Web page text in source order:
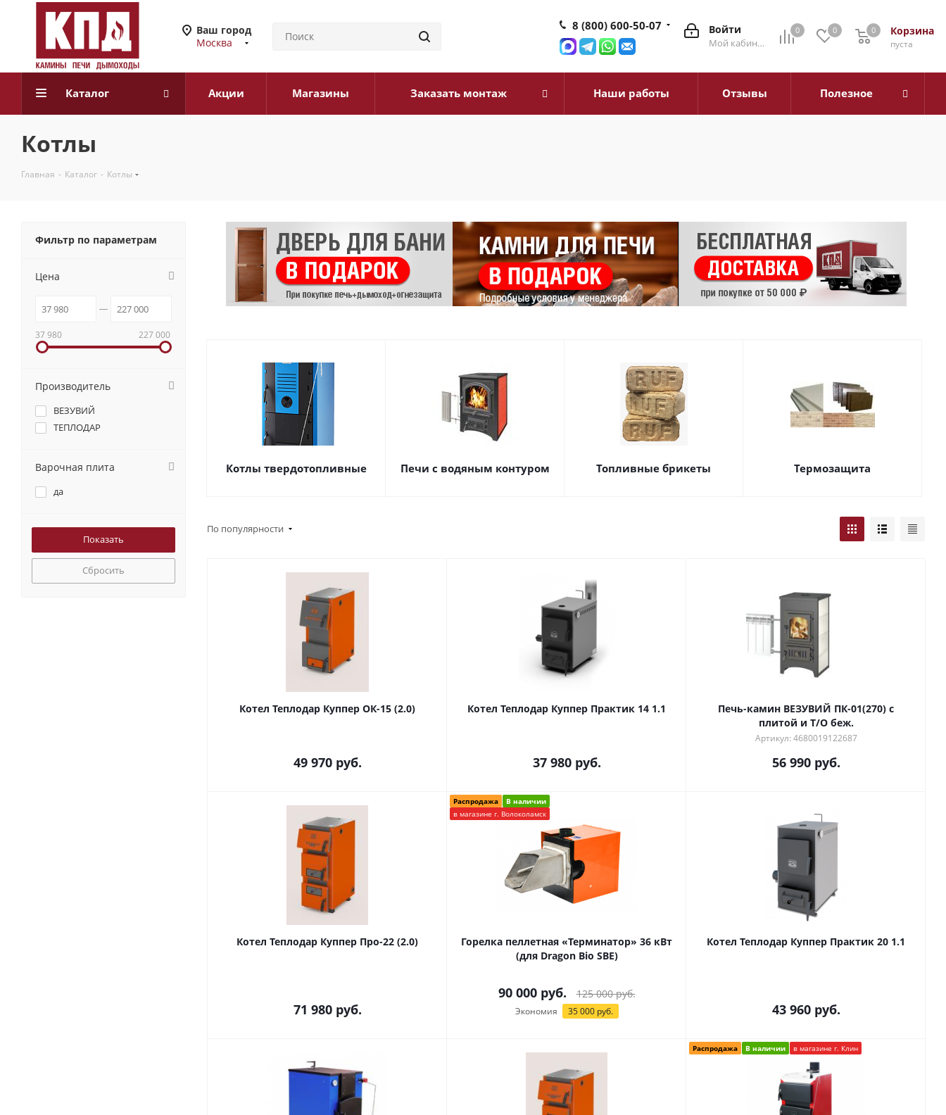
Ваш город
Москва
0 0 Корзина
0
пуста
0
Войти
Мой кабинет
8 (800) 600-50-07
Каталог Акции Магазины Заказать монтаж Наши работы Отзывы Полезное
Котлы
Главная - Каталог - Котлы
Котлы твердотопливные Печи с водяным контуром Топливные брикеты Термозащита
По популярности
Котел Теплодар Куппер ОК-15 (2.0)
49 970руб.
Котел Теплодар Куппер Практик 14 1.1
37 980руб.
Печь-камин ВЕЗУВИЙ ПК-01(270) с
плитой и Т/О беж.
Артикул: 4680019122687
56 990руб.
Котел Теплодар Куппер Про-22 (2.0)
71 980руб.
Распродажа
В наличии
в магазине г. Волоколамск
Горелка пеллетная «Терминатор» 36 кВт
(для Dragon Bio SBE)
90 000руб. 125 000руб.
Экономия 35 000руб.
Котел Теплодар Куппер Практик 20 1.1
43 960руб.
Распродажа В наличии в магазине г. Клин
Фильтр по параметрам
Цена
37 980 227 000
Производитель
ВЕЗУВИЙ
ТЕПЛОДАР
Варочная плита
да
Сбросить